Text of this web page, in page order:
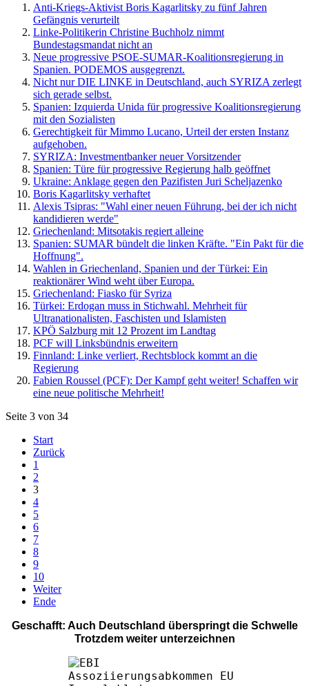
Anti-Kriegs-Aktivist Boris Kagarlitsky zu fünf Jahren
Gefängnis verurteilt
Linke-Politikerin Christine Buchholz nimmt
Bundestagsmandat nicht an
Neue progressive PSOE-SUMAR-Koalitionsregierung in
Spanien. PODEMOS ausgegrenzt.
Nicht nur DIE LINKE in Deutschland, auch SYRIZA zerlegt
sich gerade selbst.
Spanien: Izquierda Unida für progressive Koalitionsregierung
mit den Sozialisten
Gerechtigkeit für Mimmo Lucano, Urteil der ersten Instanz
aufgehoben.
SYRIZA: Investmentbanker neuer Vorsitzender
Spanien: Türe für progressive Regierung halb geöffnet
Ukraine: Anklage gegen den Pazifisten Juri Scheljazenko
Boris Kagarlitsky verhaftet
Alexis Tsipras: "Wahl einer neuen Führung, bei der ich nicht
kandidieren werde"
Griechenland: Mitsotakis regiert alleine
Spanien: SUMAR bündelt die linken Kräfte. "Ein Pakt für die
Hoffnung".
Wahlen in Griechenland, Spanien und der Türkei: Ein
reaktionärer Wind weht über Europa.
Griechenland: Fiasko für Syriza
Türkei: Erdogan muss in Stichwahl. Mehrheit für
Ultranationalisten, Faschisten und Islamisten
KPÖ Salzburg mit 12 Prozent im Landtag
PCF will Linksbündnis erweitern
Finnland: Linke verliert, Rechtsblock kommt an die
Regierung
Fabien Roussel (PCF): Der Kampf geht weiter! Schaffen wir
eine neue politische Mehrheit!
Seite 3 von 34
Start
Zurück
1
2
3
4
5
6
7
8
9
10
Weiter
Ende
Geschafft: Auch Deutschland überspringt die Schwelle
Trotzdem weiter unterzeichnen